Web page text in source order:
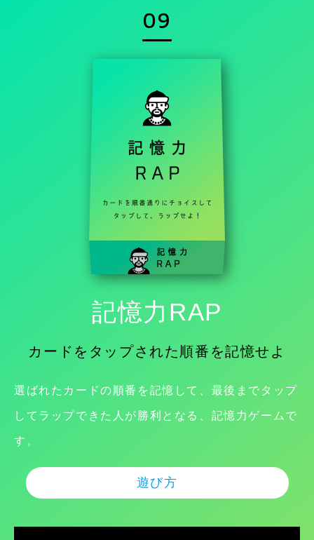
09
記憶力RAP
カードをタップされた順番を記憶せよ
選ばれたカードの順番を記憶して、最後までタップ
してラップできた人が勝利となる、記憶力ゲームで
す。
遊び方